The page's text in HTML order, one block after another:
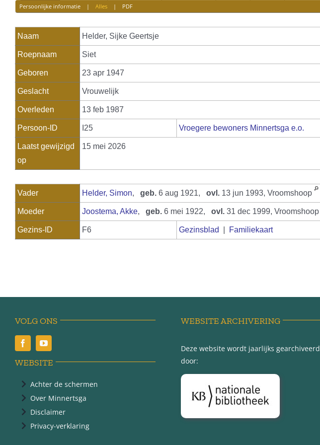
Persoonlijke informatie| Alles| PDF
Naam Helder, Sijke Geertsje
Roepnaam Siet
Geboren 23 apr 1947
Geslacht Vrouwelijk
Overleden 13 feb 1987
Persoon-ID I25 Vroegere bewoners Minnertsga e.o.
Laatst gewijzigd
op
15 mei 2026
Vader Helder, Simon, geb. 6 aug 1921, ovl. 13 jun 1993, Vroomshoop
Moeder Joostema, Akke, geb. 6 mei 1922, ovl. 31 dec 1999, Vroomshoop
Gezins-ID F6 Gezinsblad Familiekaart
VOLG ONS
WEBSITE
Achter de schermen
Over Minnertsga
Disclaimer
Privacy-verklaring
WEBSITE ARCHIVERING
Deze website wordt jaarlijks gearchiveerd
door: